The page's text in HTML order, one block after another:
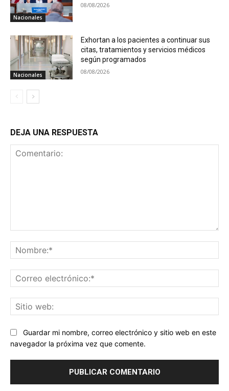
Nacionales
08/08/2026
Nacionales
Exhortan a los pacientes a continuar sus
citas, tratamientos y servicios médicos
según programados
08/08/2026
DEJA UNA RESPUESTA
Guardar mi nombre, correo electrónico y sitio web en este
navegador la próxima vez que comente.